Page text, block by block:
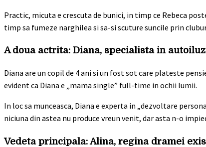
Practic, micuta e crescuta de bunici, in timp ce Rebeca
timp sa fumeze narghilea si sa-si scuture suncile prin
A doua actrita: Diana, specialista in
Diana are un copil de 4 ani si un fost sot care plateste
evident ca Diana e „mama single” full-time in ochii lumii.
In loc sa munceasca, Diana e experta in „dezvoltare
niciuna din astea nu produce vreun venit, dar asta n-o
Vedeta principala: Alina, regina dramei